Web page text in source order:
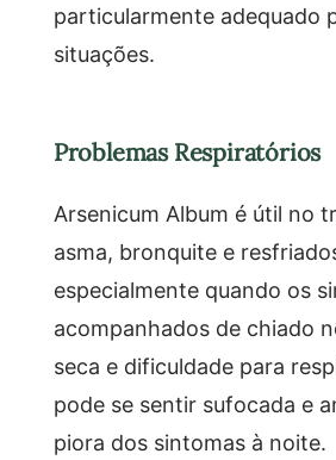
particularmente adequado
situações.
Problemas Respiratórios
Arsenicum Album é útil no
asma, bronquite e
especialmente quando os
acompanhados de chiado
seca e dificuldade para
pode se sentir sufocada e
piora dos sintomas à noite.